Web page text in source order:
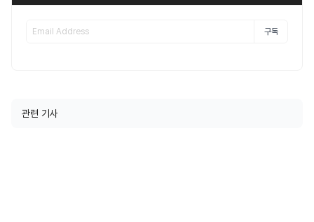
구독
관련 기사